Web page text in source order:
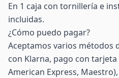
En 1 caja con tornillería e
incluidas.
¿Cómo puedo pagar?
Aceptamos varios métodos
con Klarna, pago con
American Express,